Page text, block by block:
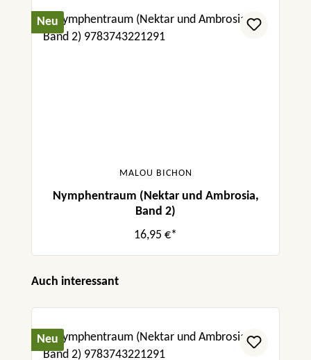
Neu
MALOU BICHON
Nymphentraum (Nektar und Ambrosia,
Band 2)
16,95 €*
Produktgalerie überspringen
Auch interessant
Neu